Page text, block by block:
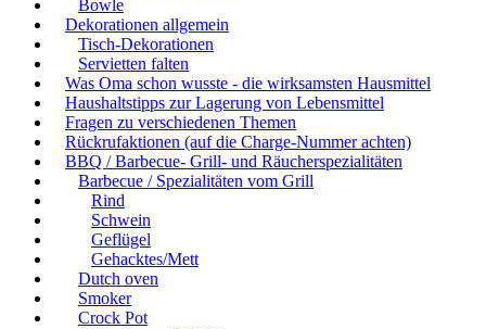
Bowle
Dekorationen allgemein
Tisch-Dekorationen
Servietten falten
Was Oma schon wusste - die wirksamsten Hausmittel
Haushaltstipps zur Lagerung von Lebensmittel
Fragen zu verschiedenen Themen
Rückrufaktionen (auf die Charge-Nummer achten)
BBQ / Barbecue- Grill- und Räucherspezialitäten
Barbecue / Spezialitäten vom Grill
Rind
Schwein
Geflügel
Gehacktes/Mett
Dutch oven
Smoker
Crock Pot